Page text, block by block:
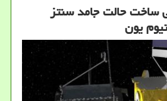
ساخت حالت جامد سنتز
یون